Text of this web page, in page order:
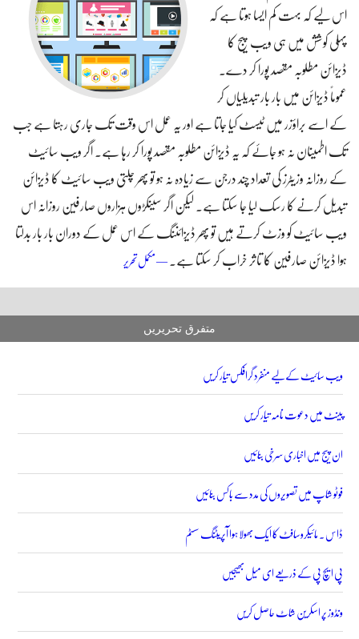
اس لیے کہ بہت کم ایسا ہوتا ہے کہ
پہلی کوشش میں ہی ویب پیج کا
ڈیزائن مطلوبہ مقصد پورا کر دے۔
عموماً ڈیزائن میں بار بار تبدیلیاں کر
کے اسے براؤزر میں ٹیسٹ کیا جاتا ہے اور یہ عمل اس وقت تک جاری رہتا ہے جب
تک اطمینان نہ ہو جائے کہ یہ ڈیزائن مطلوبہ مقصد پورا کر رہا ہے۔ اگر ویب سائیٹ
کے روزانہ وزیٹرز کی تعداد چند درجن سے زیادہ نہ ہو تو پھر چلتی ویب سائیٹ کا ڈیزائن
تبدیل کرنے کا رسک لیا جا سکتا ہے۔ لیکن اگر سینکڑوں ہزاروں صارفین روزانہ اس
ویب سائیٹ کو وزٹ کرتے ہیں تو پھر ڈیزائننگ کے اس عمل کے دوران بار بار بدلتا
ہوا ڈیزائن صارفین کا تاثر خراب کر سکتا ہے۔ — مکمل تحریر
ڈیزائن ٹیسٹ کریں
متفرق تحریریں
ویب سائیٹ کے لیے منفرد گرافکس تیار کریں
پینٹ میں دعوت نامہ تیار کریں
ان پیج میں اخباری سرخی بنائیں
فوٹو شاپ میں تصویروں کی مدد سے باکس بنائیں
ڈاس ۔ مائیکروسافٹ کا ایک بھولا ہوا آپریٹنگ سسٹم
پی ایچ پی کے ذریعے ای میل بھیجیں
ونڈوز پر اسکرین شاٹ حاصل کریں